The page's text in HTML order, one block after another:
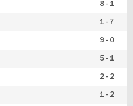
8 - 1
1 - 7
9 - 0
5 - 1
2 - 2
1 - 2